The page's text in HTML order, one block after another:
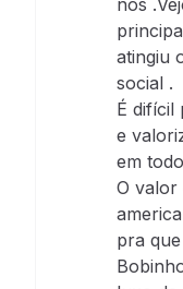
atingiu
social .
É difícil
e
em
O valor
pra